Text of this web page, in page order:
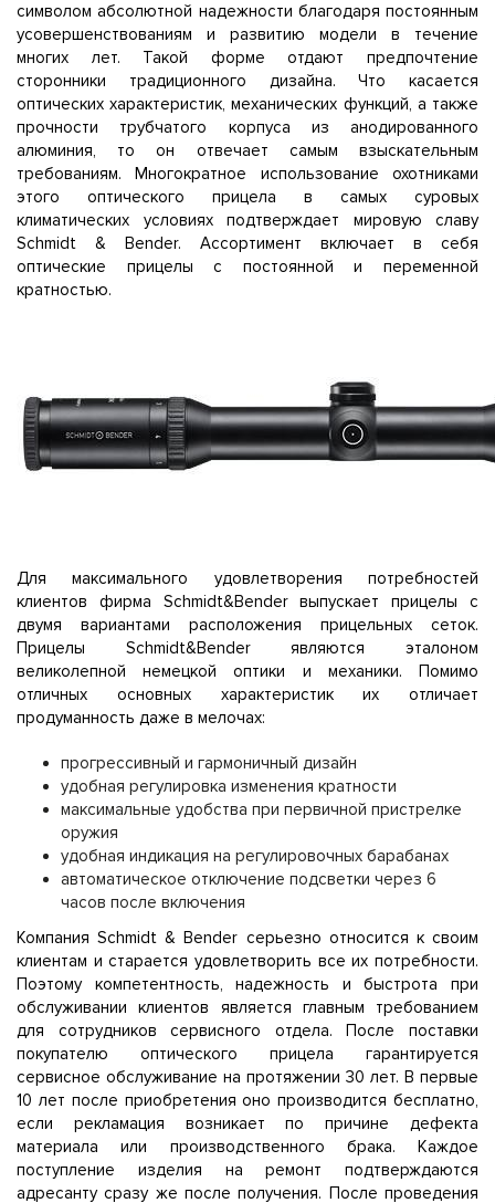
символом абсолютной надежности благодаря постоянным
усовершенствованиям и развитию модели в течение
многих лет. Такой форме отдают предпочтение
сторонники традиционного дизайна. Что касается
оптических характеристик, механических функций, а также
прочности трубчатого корпуса из анодированного
алюминия, то он отвечает самым взыскательным
требованиям. Многократное использование охотниками
этого оптического прицела в самых суровых
климатических условиях подтверждает мировую славу
Schmidt & Bender. Ассортимент включает в себя
оптические прицелы с постоянной и переменной
кратностью.
Для максимального удовлетворения потребностей
клиентов фирма Schmidt&Bender выпускает прицелы с
двумя вариантами расположения прицельных сеток.
Прицелы Schmidt&Bender являются эталоном
великолепной немецкой оптики и механики. Помимо
отличных основных характеристик их отличает
продуманность даже в мелочах:
прогрессивный и гармоничный дизайн
удобная регулировка изменения кратности
максимальные удобства при первичной пристрелке
оружия
удобная индикация на регулировочных барабанах
автоматическое отключение подсветки через 6
часов после включения
Компания Schmidt & Bender серьезно относится к своим
клиентам и старается удовлетворить все их потребности.
Поэтому компетентность, надежность и быстрота при
обслуживании клиентов является главным требованием
для сотрудников сервисного отдела. После поставки
покупателю оптического прицела гарантируется
сервисное обслуживание на протяжении 30 лет. В первые
10 лет после приобретения оно производится бесплатно,
если рекламация возникает по причине дефекта
материала или производственного брака. Каждое
поступление изделия на ремонт подтверждаются
адресанту сразу же после получения. После проведения